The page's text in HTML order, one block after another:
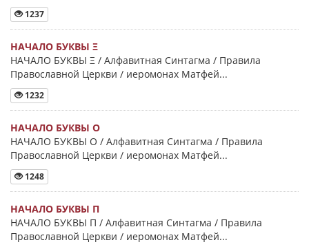
1237
НАЧАЛО БУКВЫ Ξ
НАЧАЛО БУКВЫ Ξ / Алфавитная Синтагма / Правила
Православной Церкви / иеромонах Матфей...
1232
НАЧАЛО БУКВЫ Ο
НАЧАЛО БУКВЫ Ο / Алфавитная Синтагма / Правила
Православной Церкви / иеромонах Матфей...
1248
НАЧАЛО БУКВЫ Π
НАЧАЛО БУКВЫ Π / Алфавитная Синтагма / Правила
Православной Церкви / иеромонах Матфей...